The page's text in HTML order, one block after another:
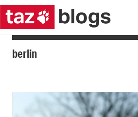
berlin